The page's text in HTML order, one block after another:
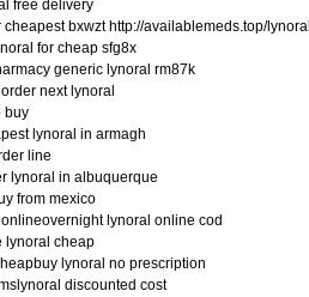
free delivery
cheapest bxwzt http://availablemeds.top/lynoral
for cheap sfg8x
generic lynoral rm87k
next lynoral
buy
lynoral in armagh
line
lynoral in albuquerque
from mexico
lynoral online cod
lynoral cheap
lynoral no prescription
discounted cost